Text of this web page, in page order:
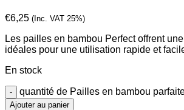
€6,25 (Inc. VAT 25%)
Les pailles en bambou Perfect offrent
idéales pour une utilisation rapide et
En stock
quantité de Pailles en bambou
Ajouter au panier